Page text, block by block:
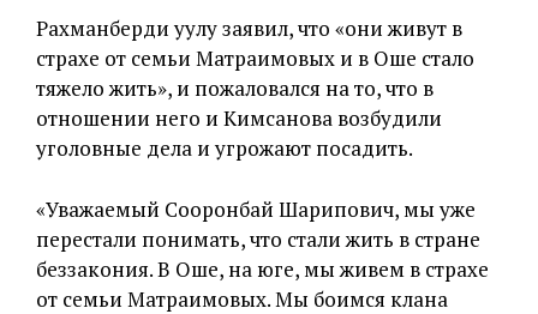
Рахманберди уулу заявил, что «они живут в
страхе от семьи Матраимовых и в Оше стало
тяжело жить», и пожаловался на то, что в
отношении него и Кимсанова возбудили
уголовные дела и угрожают посадить.
«Уважаемый Сооронбай Шарипович, мы уже
перестали понимать, что стали жить в стране
беззакония. В Оше, на юге, мы живем в страхе
от семьи Матраимовых. Мы боимся клана